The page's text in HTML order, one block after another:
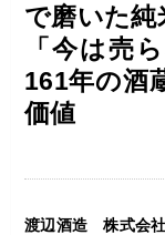
で磨いた
「今は売
161年の酒
価値
渡辺酒造 株式会社